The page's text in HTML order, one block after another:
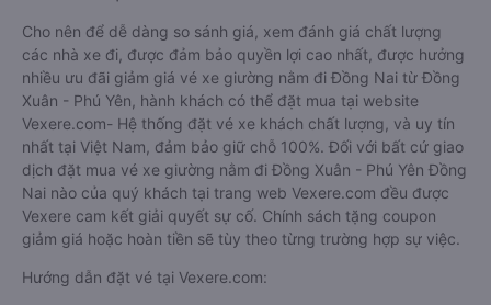
Cho nên để dễ dàng so sánh giá, xem đánh giá chất lượng
các nhà xe đi, được đảm bảo quyền lợi cao nhất, được hưởng
nhiều ưu đãi giảm giá vé xe giường nằm đi Đồng Nai từ Đồng
Xuân - Phú Yên, hành khách có thể đặt mua tại website
Vexere.com- Hệ thống đặt vé xe khách chất lượng, và uy tín
nhất tại Việt Nam, đảm bảo giữ chỗ 100%. Đối với bất cứ giao
dịch đặt mua vé xe giường nằm đi Đồng Xuân - Phú Yên Đồng
Nai nào của quý khách tại trang web Vexere.com đều được
Vexere cam kết giải quyết sự cố. Chính sách tặng coupon
giảm giá hoặc hoàn tiền sẽ tùy theo từng trường hợp sự việc.
Hướng dẫn đặt vé tại Vexere.com: